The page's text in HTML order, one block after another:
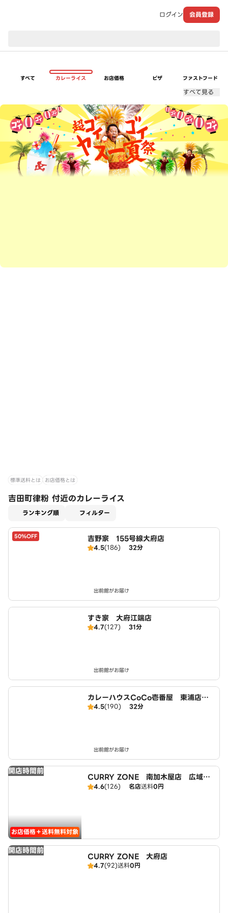
ログイン 会員登録
すべて カレーライス お店価格 ピザ ファストフード
すべて見る
超ゴイゴイヤスー夏祭
標準送料とは お店価格とは
吉田町律粉 付近のカレーライス
ランキング順 フィルター
50%OFF 吉野家 155号線大府店
4.5(186) 32分
出前館がお届け
すき家 大府江端店
4.7(127) 31分
出前館がお届け
カレーハウスCoCo壱番屋 東浦店（S
D）
4.5(190) 32分
出前館がお届け
開店時間前
お店価格＋送料無料対象
CURRY ZONE 南加木屋店 広域エ
リア
4.6(126) 名店送料0円
開店時間前
CURRY ZONE 大府店
4.7(92)送料0円